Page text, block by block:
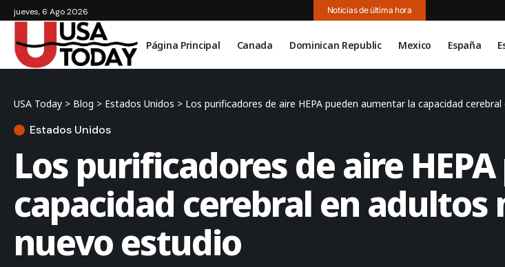
jueves, 6 Ago 2026 Noticias de última hora
Página Principal Canada Dominican Republic Mexico España
USA Today > Blog > Estados Unidos > Los purificadores de aire HEPA pueden aumentar la capacidad
Estados Unidos
Los purificadores de aire
capacidad cerebral en adultos
nuevo estudio